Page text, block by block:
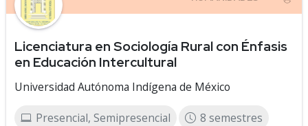
Licenciatura en Sociología Rural con Énfasis
en Educación Intercultural
Universidad Autónoma Indígena de México
Presencial, Semipresencial 8 semestres